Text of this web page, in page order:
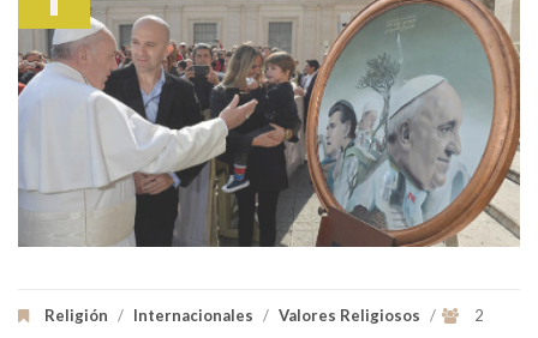
Religión / Internacionales / Valores Religiosos / 2